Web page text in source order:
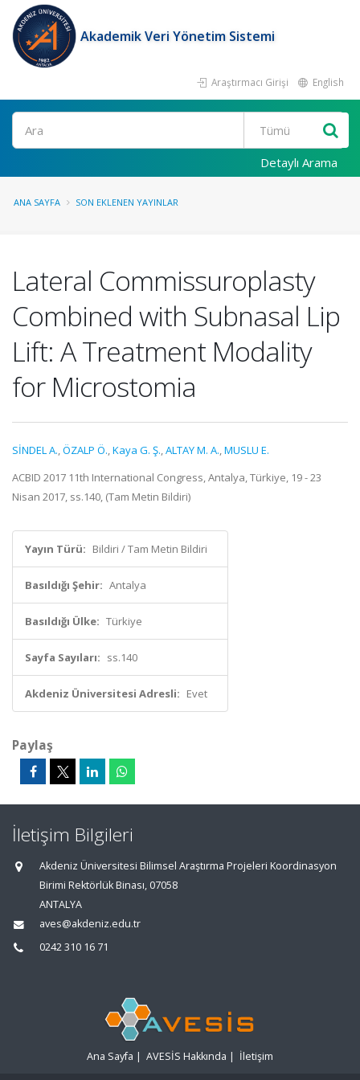
Akademik Veri Yönetim Sistemi
Araştırmacı Girişi English
Ara
Detaylı Arama
ANA SAYFA SON EKLENEN YAYINLAR
Lateral Commissuroplasty
Combined with Subnasal Lip
Lift: A Treatment Modality
for Microstomia
SİNDEL A.,ÖZALP Ö.,Kaya G. Ş.,ALTAY M. A.,MUSLU E.
ACBID 2017 11th International Congress, Antalya, Türkiye, 19 - 23
Nisan 2017, ss.140, (Tam Metin Bildiri)
Yayın Türü: Bildiri / Tam Metin Bildiri
Basıldığı Şehir: Antalya
Basıldığı Ülke: Türkiye
Sayfa Sayıları: ss.140
Akdeniz Üniversitesi Adresli: Evet
Paylaş
İletişim Bilgileri
Akdeniz Üniversitesi Bilimsel Araştırma Projeleri Koordinasyon
Birimi Rektörlük Binası, 07058
ANTALYA
aves@akdeniz.edu.tr
0242 310 16 71
Ana Sayfa | AVESİS Hakkında | İletişim